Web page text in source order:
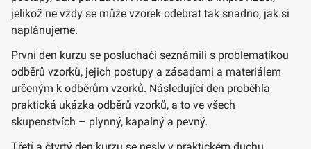
jelikož ne vždy se může vzorek odebrat tak snadno, jak si
naplánujeme.
První den kurzu se posluchači seznámili s problematikou
odběrů vzorků, jejich postupy a zásadami a materiálem
určeným k odběrům vzorků. Následující den proběhla
praktická ukázka odběrů vzorků, a to ve všech
skupenstvích – plynný, kapalný a pevný.
Třetí a čtvrtý den kurzu se nesly v praktickém duchu.